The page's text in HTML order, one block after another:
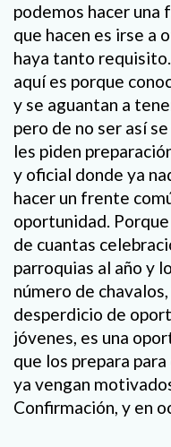
podemos hacer una
que hacen es irse a
haya tanto
aquí es porque
y se aguantan a
pero de no ser así
les piden
y oficial donde ya
hacer un frente
oportunidad.
de cuantas
parroquias al año y
número de
desperdicio de
jóvenes, es una
que los prepara
ya vengan
Confirmación, y en